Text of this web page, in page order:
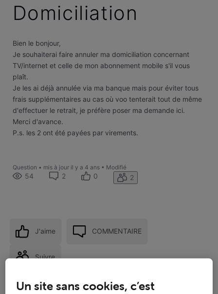
Domiciliation
Bien le bonjour,
Je souhaiterai faire annuler ma domiciliation concernant
TV/internet et celle de mon abonnement mobile s'il vous
plaît.
Je les ai déjà annulée via ma banque mais pour éviter tous
frais supplémentaires au cas où voo tenterait tout de même
d'effectuer le retrait, je préfère poser ma demande ici.
Merci d'avance.
P.s. les 2 ont été payées par virements.
Question • mis à jour il y a 4 ans• Modifié
54 2 0 2
J'aime COMMENTAIRE
Suivre
Un site sans cookies, c’est